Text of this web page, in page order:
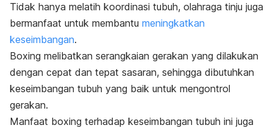
Tidak hanya melatih koordinasi tubuh, olahraga tinju juga
bermanfaat untuk membantu meningkatkan
keseimbangan.
Boxing melibatkan serangkaian gerakan yang dilakukan
dengan cepat dan tepat sasaran, sehingga dibutuhkan
keseimbangan tubuh yang baik untuk mengontrol
gerakan.
Manfaat boxing terhadap keseimbangan tubuh ini juga